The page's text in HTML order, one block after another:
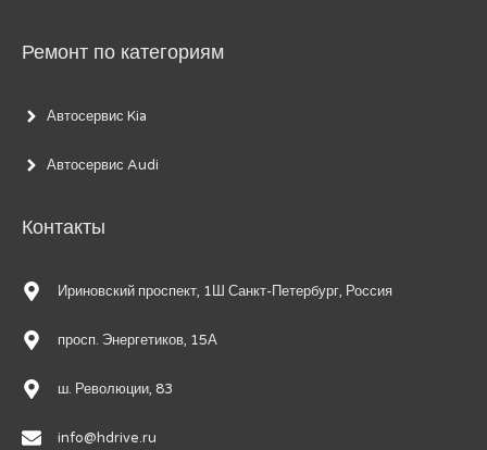
Ремонт по категориям
Автосервис Kia
Автосервис Audi
Контакты
Ириновский проспект, 1Ш Санкт-Петербург, Россия
просп. Энергетиков, 15А
ш. Революции, 83
info@hdrive.ru